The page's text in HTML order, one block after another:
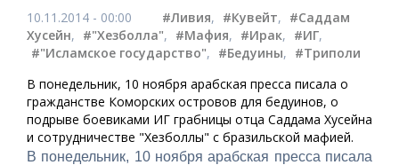
10.11.2014 - 00:00 #Ливия, #Кувейт, #Саддам
Хусейн, #"Хезболла", #Мафия, #Ирак, #ИГ,
#"Исламское государство", #Бедуины, #Триполи
В понедельник, 10 ноября арабская пресса писала о
гражданстве Коморских островов для бедуинов, о
подрыве боевиками ИГ грабницы отца Саддама Хусейна
и сотрудничестве "Хезболлы" с бразильской мафией.
В понедельник, 10 ноября арабская пресса писала